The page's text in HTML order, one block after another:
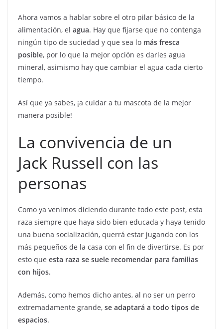
Ahora vamos a hablar sobre el otro pilar básico de la
alimentación, el agua. Hay que fijarse que no contenga
ningún tipo de suciedad y que sea lo más fresca
posible, por lo que la mejor opción es darles agua
mineral, asimismo hay que cambiar el agua cada cierto
tiempo.
Así que ya sabes, ¡a cuidar a tu mascota de la mejor
manera posible!
La convivencia de un
Jack Russell con las
personas
Como ya venimos diciendo durante todo este post, esta
raza siempre que haya sido bien educada y haya tenido
una buena socialización, querrá estar jugando con los
más pequeños de la casa con el fin de divertirse. Es por
esto que esta raza se suele recomendar para familias
con hijos.
Además, como hemos dicho antes, al no ser un perro
extremadamente grande, se adaptará a todo tipos de
espacios.